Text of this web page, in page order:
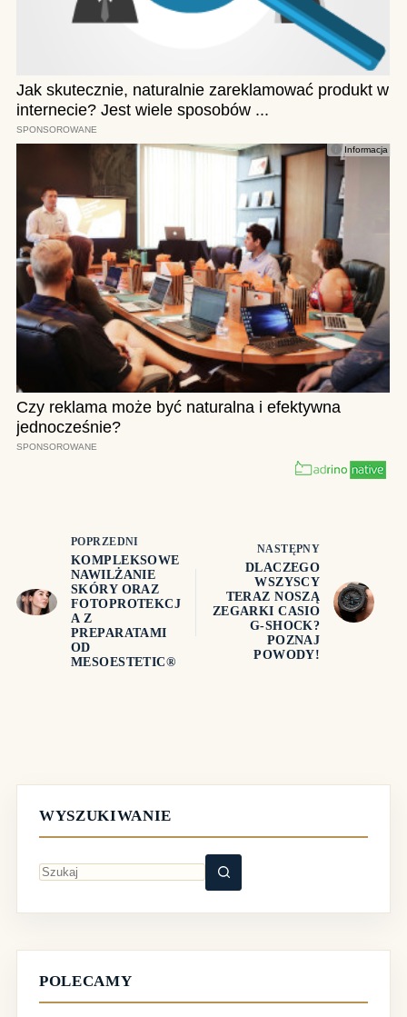
POPRZEDNI
KOMPLEKSOWE
NAWILŻANIE
SKÓRY ORAZ
FOTOPROTEKCJ
A Z
PREPARATAMI
OD
MESOESTETIC®
NASTĘPNY
DLACZEGO
WSZYSCY
TERAZ NOSZĄ
ZEGARKI CASIO
G-SHOCK?
POZNAJ
POWODY!
WYSZUKIWANIE
wyników
POLECAMY